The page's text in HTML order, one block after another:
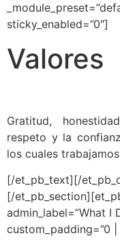
sticky_enabled=”0″]
Valores
Gratitud,
respeto y la
los cuales
[/et_pb_text][/
[/
admin_label=”What I
custom_padding=”0